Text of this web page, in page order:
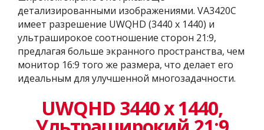
детализированными изображениями. VA3420C
имеет разрешение UWQHD (3440 x 1440) и
ультраширокое соотношение сторон 21:9,
предлагая больше экранного пространства, чем
монитор 16:9 того же размера, что делает его
идеальным для улучшенной многозадачности.
UWQHD 3440 x 1440,